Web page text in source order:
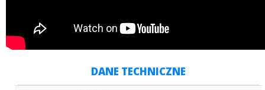
DANE TECHNICZNE